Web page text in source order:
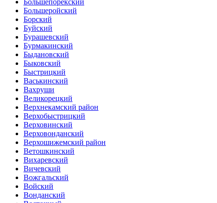
Большеройский
Борский
Буйский
Бурашевский
Бурмакинский
Быдановский
Быковский
Быстрицкий
Васькинский
Вахруши
Великорецкий
Верхнекамский район
Верхобыстрицкий
Верховинский
Верховонданский
Верхошижемский район
Ветошкинский
Вихаревский
Вичевский
Вожгальский
Войский
Вонданский